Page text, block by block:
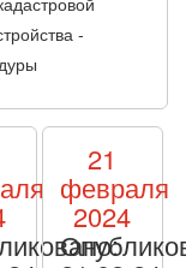
-
21
февраля
2024